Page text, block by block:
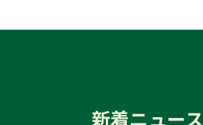
新着ニュース